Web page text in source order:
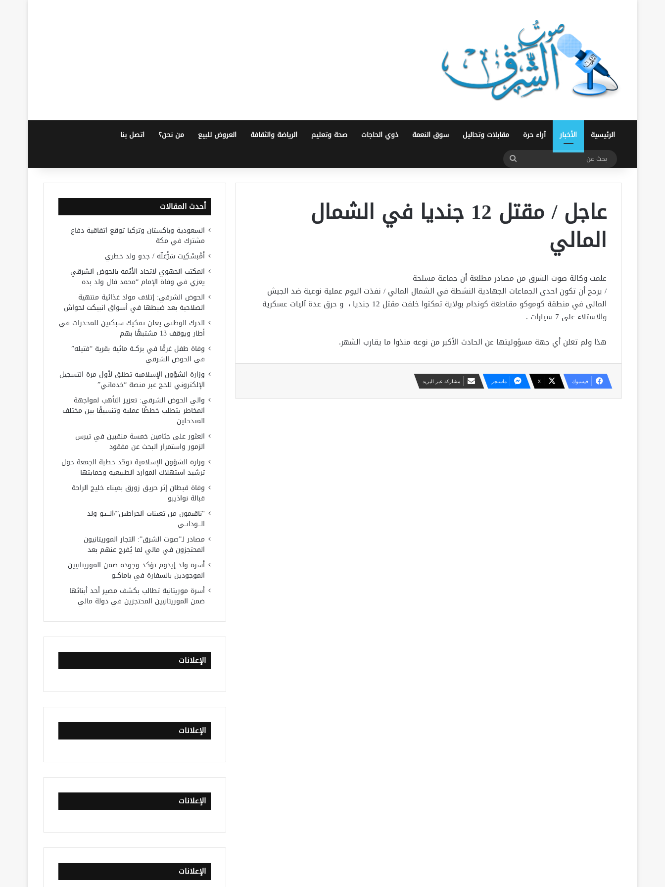
الرئيسية الأخبار آراء حرة مقابلات وتحاليل سوق النعمة ذوي الحاجات صحة وتعليم الرياضة والثقافة العروض للبيع من نحن؟ اتصل بنا
بحث
عاجل / مقتل 12 جنديا في الشمال
المالي
علمت وكالة صوت الشرق من مصادر مطلعة أن جماعة مسلحة
/ يرجح أن تكون احدى الجماعات الجهادية النشطة في الشمال المالي / نفذت اليوم عملية نوعية ضد الجيش
المالى في منطقة كوموكو مقاطعة كوندام بولاية تمكتوا خلفت مقتل 12 جنديا ، و حرق عدة آليات عسكرية
والاستلاء على 7 سيارات .
هذا ولم تعلن أي جهة مسؤوليتها عن الحادث الأكبر من نوعه منذوا ما يقارب الشهر.
فيسبوك X ماسنجر مشاركة عبر البريد
أحدث المقالات
السعودية وباكستان وتركيا توقع اتفاقية دفاع
مشترك في مكة
أَمْبسْكِيت سَرّْغلّه / جدو ولد خطري
المكتب الجهوي لاتحاد الأئمة بالحوض الشرقي
يعزي في وفاة الإمام “محمد فال ولد بده
الحوض الشرقي: إتلاف مواد غذائية منتهية
الصلاحية بعد ضبطها في أسواق انبيكت لحواش
الدرك الوطني يعلن تفكيك شبكتين للمخدرات في
أطار ويوقف 13 مشتبهًا بهم
وفاة طفل غرقًا في بركــة مائية بقرية “فتيله”
في الحوض الشرقي
وزارة الشؤون الإسلامية تطلق لأول مرة التسجيل
الإلكتروني للحج عبر منصة “خدماتي”
والي الحوض الشرقي: تعزيز التأهب لمواجهة
المخاطر يتطلب خططًا عملية وتنسيقًا بين مختلف
المتدخلين
العثور على جثامين خمسة منقبين في تيرس
الزمور واستمرار البحث عن مفقود
وزارة الشؤون الإسلامية توحّد خطبة الجمعة حول
ترشيد استهلاك الموارد الطبيعية وحمايتها
وفاة قبطان إثر حريق زورق بميناء خليج الراحة
قبالة نواذيبو
“ناقيمون من تعينات الحراطين”/الـــبـو ولد
الـــودانــي
مصادر لـ”صوت الشرق”: التجار الموريتانيون
المحتجزون في مالي لما يُفرج عنهم بعد
أسرة ولد إيدوم تؤكد وجوده ضمن الموريتانيين
الموجودين بالسفارة في باماكــو
أسرة موريتانية تطالب بكشف مصير أحد أبنائها
ضمن الموريتانيين المحتجزين في دولة مالي
الإعلانات
الإعلانات
الإعلانات
الإعلانات